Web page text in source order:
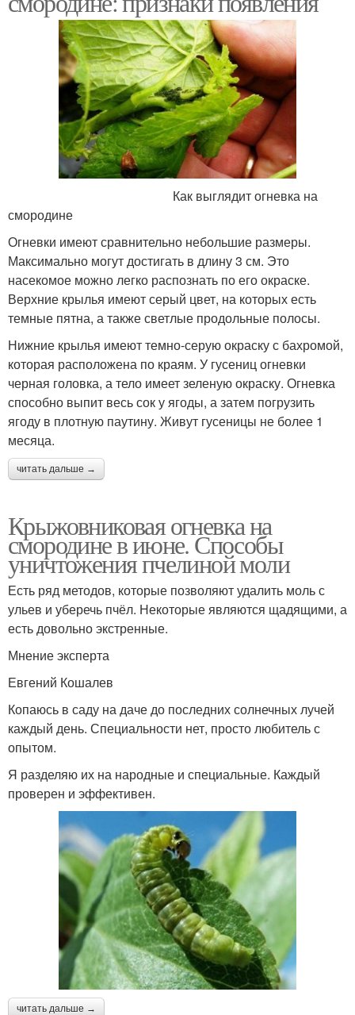
Как выглядит огневка на
смородине
Огневки имеют сравнительно небольшие размеры.
Максимально могут достигать в длину 3 см. Это
насекомое можно легко распознать по его окраске.
Верхние крылья имеют серый цвет, на которых есть
темные пятна, а также светлые продольные полосы.
Нижние крылья имеют темно-серую окраску с бахромой,
которая расположена по краям. У гусениц огневки
черная головка, а тело имеет зеленую окраску. Огневка
способно выпит весь сок у ягоды, а затем погрузить
ягоду в плотную паутину. Живут гусеницы не более 1
месяца.
читать дальше →
Крыжовниковая огневка на
смородине в июне. Способы
уничтожения пчелиной моли
Есть ряд методов, которые позволяют удалить моль с
ульев и уберечь пчёл. Некоторые являются щадящими, а
есть довольно экстренные.
Мнение эксперта
Евгений Кошалев
Копаюсь в саду на даче до последних солнечных лучей
каждый день. Специальности нет, просто любитель с
опытом.
Я разделяю их на народные и специальные. Каждый
проверен и эффективен.
читать дальше →